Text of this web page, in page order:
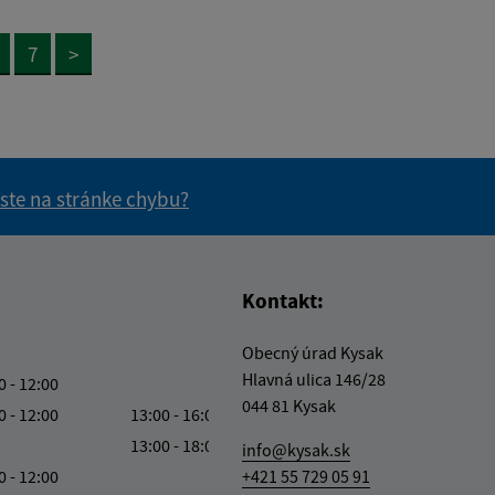
7 >
na stránke chybu?
- 12:00
- 12:00
13:00 - 16:00
13:00 - 18:00
- 12:00
Kontakt:
Obecný úrad Kysak
Hlavná ulica 146/28
044 81 Kysak
info@kysak.sk
+421 55 729 05 91